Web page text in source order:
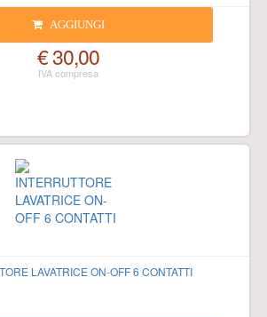
AGGIUNGI
€ 30,00
LAVATRICE ON-OFF 6 CONTATTI